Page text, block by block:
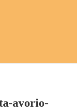
Avorio-
LO SVILUPPO
avorio-